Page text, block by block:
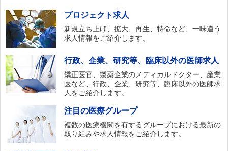
プロジェクト求人
新規立ち上げ、拡大、再生、特命など、一味違う
求人情報をご紹介します。
行政、企業、研究等、臨床以外の医師求人
矯正医官、製薬企業のメディカルドクター、産業
医など、行政、企業、研究等、臨床以外の医師求
人をご紹介します。
注目の医療グループ
複数の医療機関を有するグループにおける最新の
取り組みや求人情報をご紹介します。